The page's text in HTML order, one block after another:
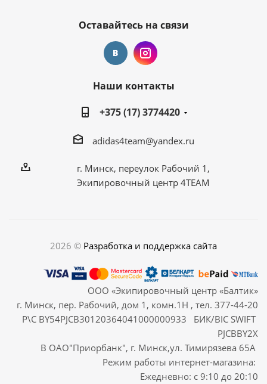
Оставайтесь на связи
Наши контакты
+375 (17) 3774420
adidas4team@yandex.ru
г. Минск, переулок Рабочий 1,
Экипировочный центр 4TEAM
2026 © Разработка и поддержка сайта
ООО «Экипировочный центр «Балтик»
г. Минск, пер. Рабочий, дом 1, комн.1Н , тел. 377-44-20
Р\С BY54PJCB30120364041000000933 БИК/BIC SWIFT
PJCBBY2X
В ОАО"Приорбанк", г. Минск,ул. Тимирязева 65А
Режим работы интернет-магазина:
Ежедневно: с 9:10 до 20:10